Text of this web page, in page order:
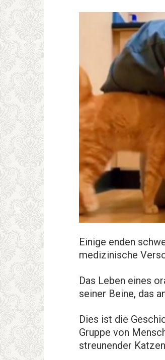
Einige enden
medizinische
Das Leben eines
seiner Beine, das
Dies ist die
Gruppe von
streunender